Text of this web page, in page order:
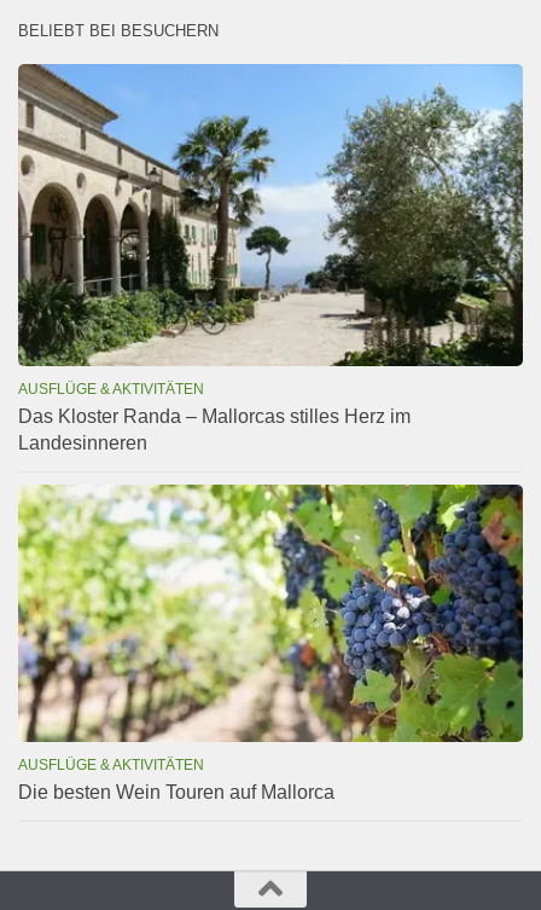
BELIEBT BEI BESUCHERN
AUSFLÜGE & AKTIVITÄTEN
Das Kloster Randa – Mallorcas stilles Herz im
Landesinneren
AUSFLÜGE & AKTIVITÄTEN
Die besten Wein Touren auf Mallorca